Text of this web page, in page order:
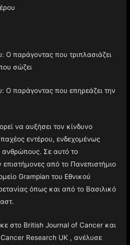
Ο παράγοντας που τριπλασιάζει
σώζει
Ο παράγοντας που επηρεάζει την
να αυξήσει τον κίνδυνο
εντέρου, ενδεχομένως
ανθρώπους. Σε αυτό το
από το Πανεπιστήμιο
Grampian του Εθνικού
όπως και από το Βασιλικό
στο British Journal of Cancer και
Research UK , ανέλυσε